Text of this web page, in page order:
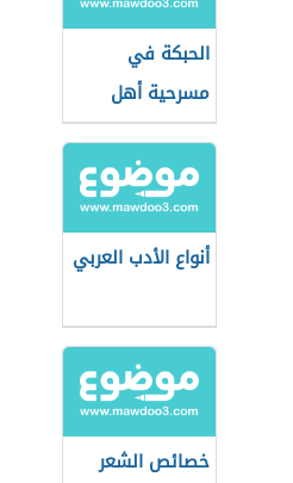
الحبكة في
مسرحية أهل
الكهف
أنواع الأدب العربي
خصائص الشعر